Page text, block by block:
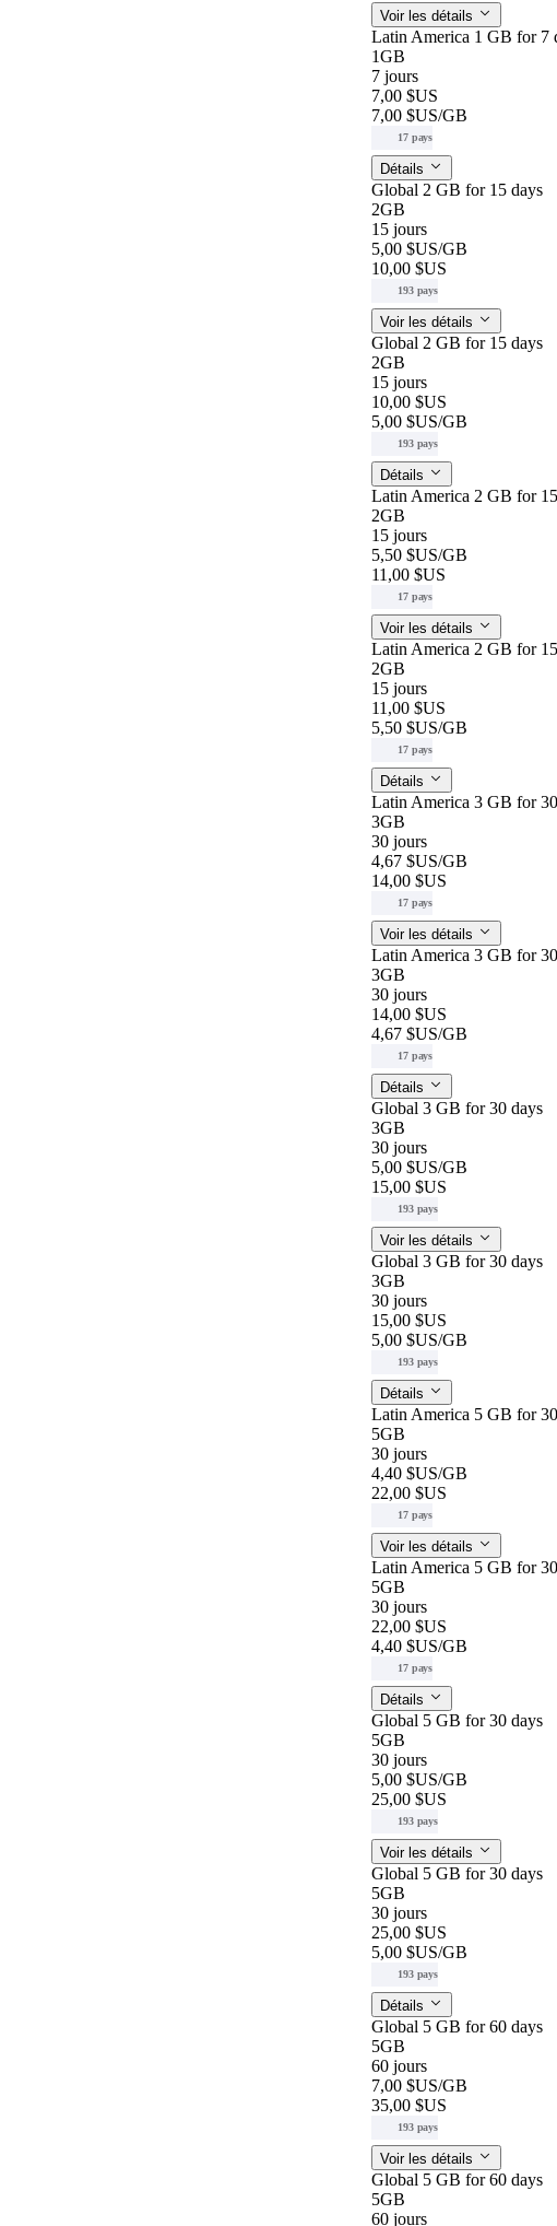
Voir les détails
Latin America 1 GB for 7
1GB
7 jours
7,00 $US
7,00 $US/GB
17 pays
Détails
Global 2 GB for 15 days
2GB
15 jours
5,00 $US/GB
10,00 $US
193 pays
Voir les détails
Global 2 GB for 15 days
2GB
15 jours
10,00 $US
5,00 $US/GB
193 pays
Détails
Latin America 2 GB for
2GB
15 jours
5,50 $US/GB
11,00 $US
17 pays
Voir les détails
Latin America 2 GB for
2GB
15 jours
11,00 $US
5,50 $US/GB
17 pays
Détails
Latin America 3 GB for
3GB
30 jours
4,67 $US/GB
14,00 $US
17 pays
Voir les détails
Latin America 3 GB for
3GB
30 jours
14,00 $US
4,67 $US/GB
17 pays
Détails
Global 3 GB for 30 days
3GB
30 jours
5,00 $US/GB
15,00 $US
193 pays
Voir les détails
Global 3 GB for 30 days
3GB
30 jours
15,00 $US
5,00 $US/GB
193 pays
Détails
Latin America 5 GB for
5GB
30 jours
4,40 $US/GB
22,00 $US
17 pays
Voir les détails
Latin America 5 GB for
5GB
30 jours
22,00 $US
4,40 $US/GB
17 pays
Détails
Global 5 GB for 30 days
5GB
30 jours
5,00 $US/GB
25,00 $US
193 pays
Voir les détails
Global 5 GB for 30 days
5GB
30 jours
25,00 $US
5,00 $US/GB
193 pays
Détails
Global 5 GB for 60 days
5GB
60 jours
7,00 $US/GB
35,00 $US
193 pays
Voir les détails
Global 5 GB for 60 days
5GB
60 jours